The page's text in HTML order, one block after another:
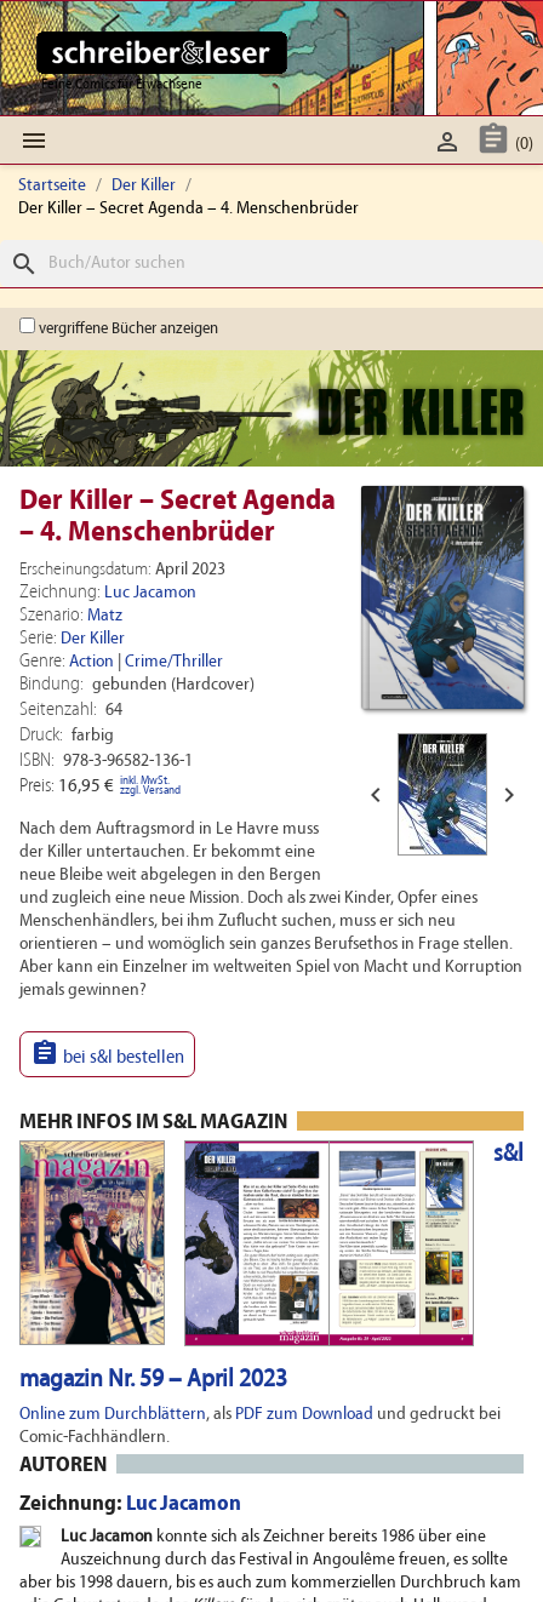
Feine Comics für Erwachsene
  (0)

Startseite
Der Killer
Der Killer – Secret Agenda – 4. Menschenbrüder
search
vergriffene Bücher anzeigen
 
Der Killer – Secret Agenda
– 4. Menschenbrüder
Erscheinungsdatum: April 2023
Zeichnung: Luc Jacamon
Szenario: Matz
Serie: Der Killer
Genre: Action Crime/Thriller
Bindung: gebunden (Hardcover)
Seitenzahl: 64
Druck: farbig
ISBN: 978-3-96582-136-1
Preis: 16,95 € inkl. MwSt.
zzgl. Versand
Nach dem Auftragsmord in Le Havre muss
der Killer untertauchen. Er bekommt eine
neue Bleibe weit abgelegen in den Bergen
und zugleich eine neue Mission. Doch als zwei Kinder, Opfer eines
Menschenhändlers, bei ihm Zuflucht suchen, muss er sich neu
orientieren – und womöglich sein ganzes Berufsethos in Frage stellen.
Aber kann ein Einzelner im weltweiten Spiel von Macht und Korruption
jemals gewinnen?
 bei s&l bestellen
MEHR INFOS IM S&L MAGAZIN
s&l
magazin Nr. 59 – April 2023
Online zum Durchblättern, als PDF zum Download und gedruckt bei
Comic-Fachhändlern.
AUTOREN
Zeichnung: Luc Jacamon
Luc Jacamon konnte sich als Zeichner bereits 1986 über eine
Auszeichnung durch das Festival in Angoulême freuen, es sollte
aber bis 1998 dauern, bis es auch zum kommerziellen Durchbruch kam